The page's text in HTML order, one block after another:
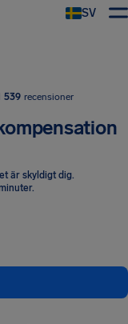
SV
539 recensioner
är skyldigt dig.